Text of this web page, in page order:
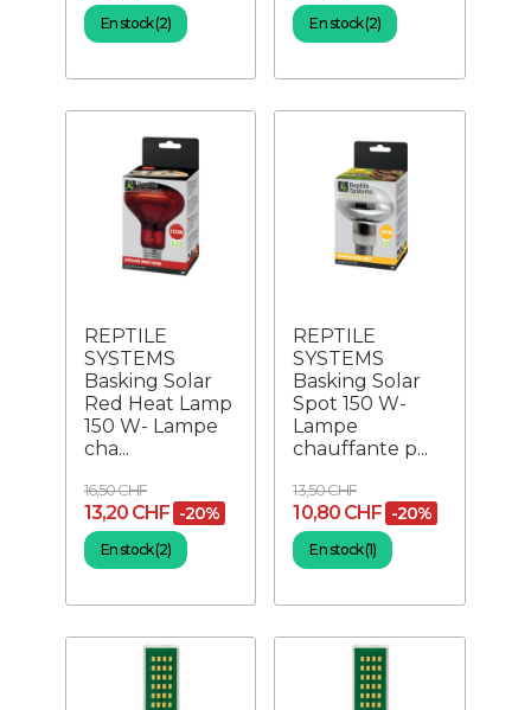
En stock (2) En stock (2)
REPTILE
SYSTEMS
Basking Solar
Red Heat Lamp
150 W- Lampe
cha...
16,50 CHF
13,20 CHF -20%
En stock (2)
REPTILE
SYSTEMS
Basking Solar
Spot 150 W-
Lampe
chauffante p...
13,50 CHF
10,80 CHF -20%
En stock (1)